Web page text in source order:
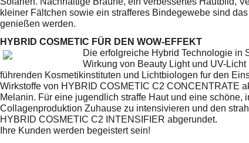
kleiner Fältchen sowie ein strafferes Bindegewebe sind
genießen werden.
HYBRID COSMETIC FÜR DEN WOW-EFFEKT
Die erfolgreiche Hybrid Technologie in
Wirkung von Beauty Light und UV-
führenden Kosmetikinstituten und Lichtbiologen fur den
Wirkstoffe von HYBRID COSMETIC C2 CONCENTRATE
Melanin. Für eine jugendlich straffe Haut und eine schöne,
Collagenproduktion Zuhause zu intensivieren und den
HYBRID COSMETIC C2 INTENSIFIER abgerundet.
Ihre Kunden werden begeistert sein!